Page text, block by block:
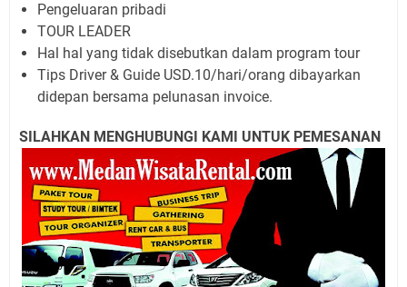
Pengeluaran pribadi
TOUR LEADER
Hal hal yang tidak disebutkan dalam program tour
Tips Driver & Guide USD.10/hari/orang dibayarkan
didepan bersama pelunasan invoice.
SILAHKAN MENGHUBUNGI KAMI UNTUK PEMESANAN